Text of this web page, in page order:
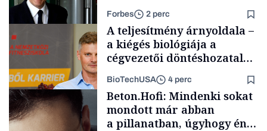
Politika
Forbes 2 perc
A teljesítmény árnyoldala –
a kiégés biológiája a
cégvezetői döntéshozatal
BioTechUSA 4 perc
Beton.Hofi: Mindenki sokat
mondott már abban
a pillanatban, úgyhogy én